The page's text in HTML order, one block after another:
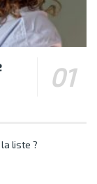
liste ?